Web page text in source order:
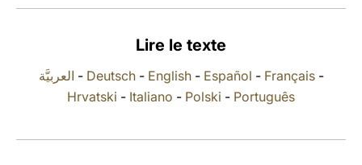
Lire le texte
العربيَّة - Deutsch- English- Español - Français-
Hrvatski - Italiano - Polski - Português